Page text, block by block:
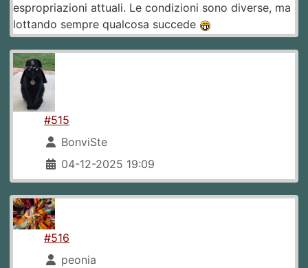
espropriazioni attuali. Le condizioni sono diverse, ma
lottando sempre qualcosa succede
#515
BonviSte
04-12-2025 19:09
#516
peonia